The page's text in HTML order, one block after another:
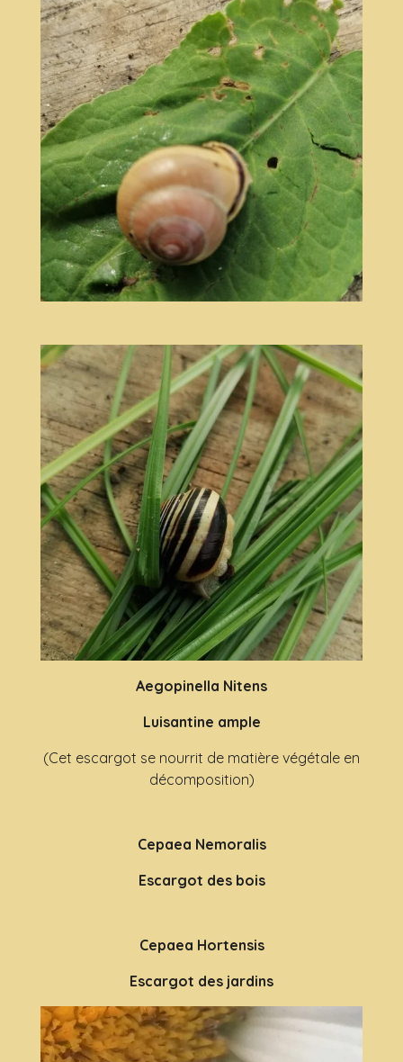
Aegopinella Nitens
Luisantine ample
(Cet escargot se nourrit de matière végétale en
décomposition)
Cepaea Nemoralis
Escargot des bois
Cepaea Hortensis
Escargot des jardins